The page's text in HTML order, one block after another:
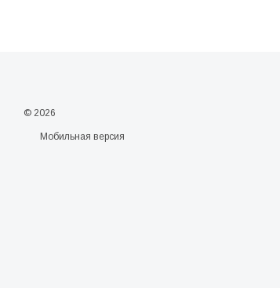
© 2026
Мобильная версия